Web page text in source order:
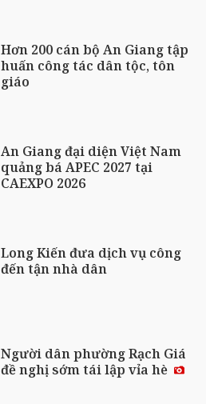
Hơn 200 cán bộ An Giang tập
huấn công tác dân tộc, tôn
giáo
An Giang đại diện Việt Nam
quảng bá APEC 2027 tại
CAEXPO 2026
Long Kiến đưa dịch vụ công
đến tận nhà dân
Người dân phường Rạch Giá
đề nghị sớm tái lập vỉa hè